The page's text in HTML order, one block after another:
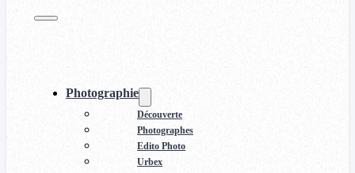
Photographie
Découverte
Photographes
Edito Photo
Urbex